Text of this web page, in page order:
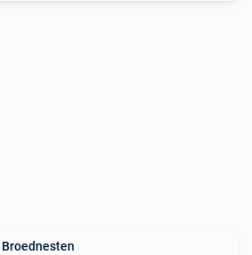
Broednesten